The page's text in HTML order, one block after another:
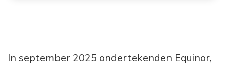
In september 2025 ondertekenden Equinor,